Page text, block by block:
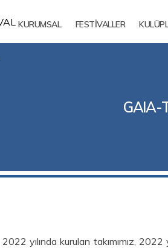
KURUMSAL FESTİVALLER
GAIA-
2022 yılında kurulan takımımız,